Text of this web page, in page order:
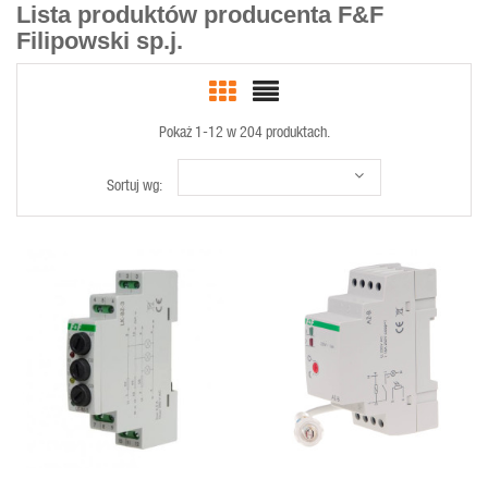
Lista produktów producenta F&F
Filipowski sp.j.
Pokaż 1-12 w 204 produktach.
Sortuj wg:
SZYBKI
PODGLĄD
SZYBKI
PODGLĄD